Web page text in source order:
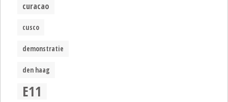
curacao
cusco
demonstratie
den haag
E11